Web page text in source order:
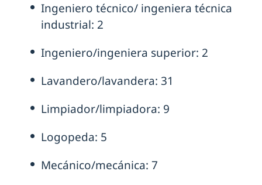
Ingeniero técnico/ ingeniera técnica
industrial: 2
Ingeniero/ingeniera superior: 2
Lavandero/lavandera: 31
Limpiador/limpiadora: 9
Logopeda: 5
Mecánico/mecánica: 7